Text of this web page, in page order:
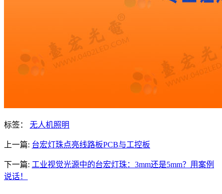
标签： 无人机照明
上一篇: 台宏灯珠点亮线路板PCB与工控板
下一篇: 工业视觉光源中的台宏灯珠：3mm还是5mm？用案例
说话！